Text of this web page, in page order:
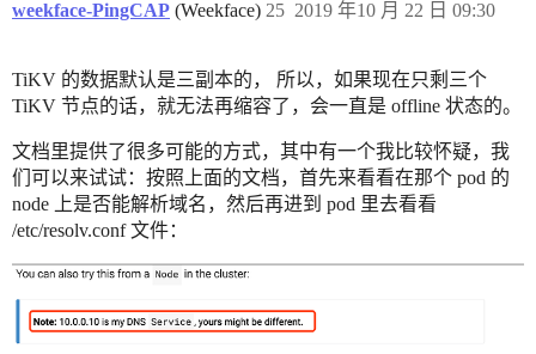
weekface-PingCAP (Weekface) 2019 年10 月 22 日 09:30
25
TiKV 的数据默认是三副本的， 所以，如果现在只剩三个
TiKV 节点的话，就无法再缩容了，会一直是 offline 状态的。
文档里提供了很多可能的方式，其中有一个我比较怀疑，我
们可以来试试：按照上面的文档，首先来看看在那个 pod 的
node 上是否能解析域名，然后再进到 pod 里去看看
/etc/resolv.conf 文件：